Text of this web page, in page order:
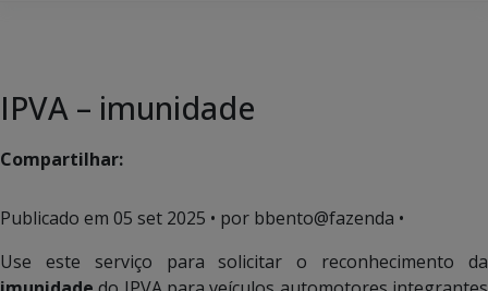
IPVA – imunidade
Compartilhar:
Publicado em 05 set 2025 • por bbento@fazenda •
Use este serviço para solicitar o reconhecimento da